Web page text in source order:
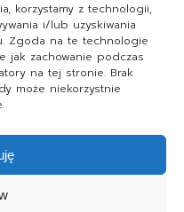
korzystamy z technologii,
i/lub uzyskiwania
Zgoda na te technologie
jak zachowanie podczas
na tej stronie. Brak
może niekorzystnie